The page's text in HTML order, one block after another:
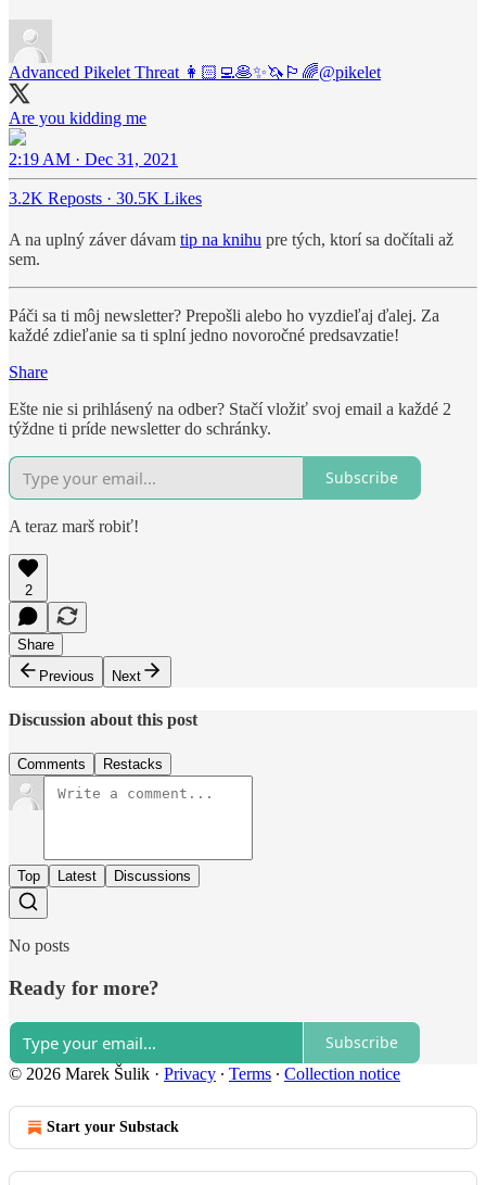
Advanced Pikelet Threat 👩🏻‍💻🥞✨🦄🏳️‍🌈@pikelet
Are you kidding me
2:19 AM · Dec 31, 2021
3.2K Reposts · 30.5K Likes
A na uplný záver dávam tip na knihu pre tých, ktorí sa dočítali až
sem.
Páči sa ti môj newsletter? Prepošli alebo ho vyzdieľaj ďalej. Za
každé zdieľanie sa ti splní jedno novoročné predsavzatie!
Share
Ešte nie si prihlásený na odber? Stačí vložiť svoj email a každé 2
týždne ti príde newsletter do schránky.
Subscribe
A teraz marš robiť!
2
Share
Previous
Next
Discussion about this post
Comments Restacks
Top Latest Discussions
No posts
Ready for more?
Subscribe
© 2026 Marek Šulik · Privacy ∙ Terms ∙ Collection notice
Start your Substack